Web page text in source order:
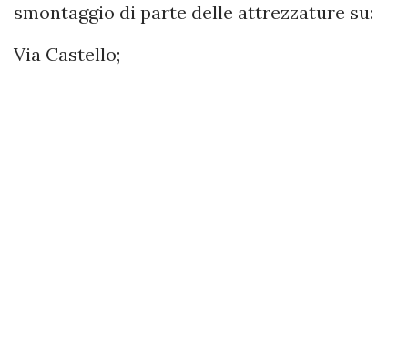
smontaggio di parte delle attrezzature su:
Via Castello;